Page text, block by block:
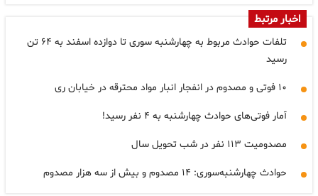
اخبار مرتبط
تلفات حوادث مربوط به چهارشنبه سوری تا دوازده اسفند به ۶۴ تن
رسید
۱۰ فوتی و مصدوم در انفجار انبار مواد محترقه در خیابان ری
آمار فوتی‌های حوادث چهارشنبه به ۴ نفر رسید!
مصدومیت ۱۱۳ نفر در شب تحویل سال
حوادث چهارشنبه‌سوری: ۱۴ مصدوم و بیش از سه هزار مصدوم